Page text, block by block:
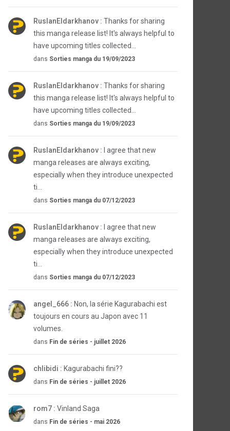
RuslanEldarkhanov : Thanks for sharing
this manga release list! It's always helpful to
have upcoming titles collected...
dans Sorties manga du 19/09/2023
RuslanEldarkhanov : Thanks for sharing
this manga release list! It's always helpful to
have upcoming titles collected...
dans Sorties manga du 19/09/2023
RuslanEldarkhanov :
I agree that new
manga releases are always exciting,
especially when they introduce unexpected
ti...
dans Sorties manga du 07/12/2023
RuslanEldarkhanov :
I agree that new
manga releases are always exciting,
especially when they introduce unexpected
ti...
dans Sorties manga du 07/12/2023
angel_666 : Non, la série Kagurabachi est
toujours en cours au Japon avec 11
volumes.
dans Fin de séries - juillet 2026
chlibidi : Kagurabachi fini??
dans Fin de séries - juillet 2026
rom7 : Vinland Saga
dans Fin de séries - mai 2026